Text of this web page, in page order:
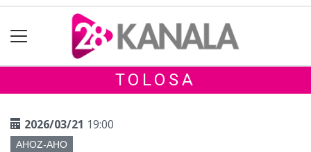
TOLOSA
2026/03/21 19:00
AHOZ-AHO